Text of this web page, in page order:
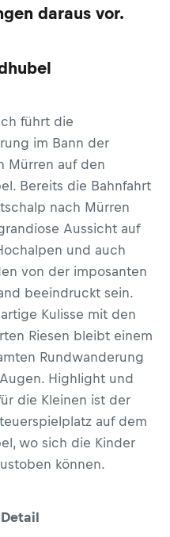
daraus vor.
führt die
im Bann der
Mürren auf den
Bereits die Bahnfahrt
nach Mürren
Aussicht auf
und auch
von der imposanten
beeindruckt sein.
Kulisse mit den
Riesen bleibt einem
Rundwanderung
Highlight und
die Kleinen ist der
auf dem
wo sich die Kinder
können.